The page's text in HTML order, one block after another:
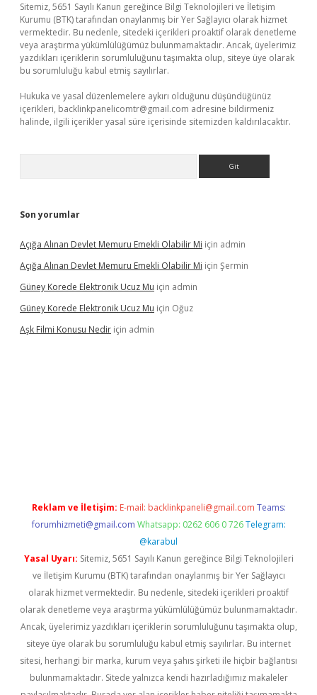
Sitemiz, 5651 Sayılı Kanun gereğince Bilgi Teknolojileri ve İletişim
Kurumu (BTK) tarafından onaylanmış bir Yer Sağlayıcı olarak hizmet
vermektedir. Bu nedenle, sitedeki içerikleri proaktif olarak denetleme
veya araştırma yükümlülüğümüz bulunmamaktadır. Ancak, üyelerimiz
yazdıkları içeriklerin sorumluluğunu taşımakta olup, siteye üye olarak
bu sorumluluğu kabul etmiş sayılırlar.
Hukuka ve yasal düzenlemelere aykırı olduğunu düşündüğünüz
içerikleri, backlinkpanelicomtr@gmail.com adresine bildirmeniz
halinde, ilgili içerikler yasal süre içerisinde sitemizden kaldırılacaktır.
Son yorumlar
Açığa Alınan Devlet Memuru Emekli Olabilir Mi için admin
Açığa Alınan Devlet Memuru Emekli Olabilir Mi için Şermin
Güney Korede Elektronik Ucuz Mu için admin
Güney Korede Elektronik Ucuz Mu için Oğuz
Aşk Filmi Konusu Nedir için admin
Reklam ve İletişim: E-mail: backlinkpaneli@gmail.com Teams:
forumhizmeti@gmail.com Whatsapp: 0262 606 0 726 Telegram:
@karabul
Yasal Uyarı: Sitemiz, 5651 Sayılı Kanun gereğince Bilgi Teknolojileri
ve İletişim Kurumu (BTK) tarafından onaylanmış bir Yer Sağlayıcı
olarak hizmet vermektedir. Bu nedenle, sitedeki içerikleri proaktif
olarak denetleme veya araştırma yükümlülüğümüz bulunmamaktadır.
Ancak, üyelerimiz yazdıkları içeriklerin sorumluluğunu taşımakta olup,
siteye üye olarak bu sorumluluğu kabul etmiş sayılırlar. Bu internet
sitesi, herhangi bir marka, kurum veya şahıs şirketi ile hiçbir bağlantısı
bulunmamaktadır. Sitede yalnızca kendi hazırladığımız makaleler